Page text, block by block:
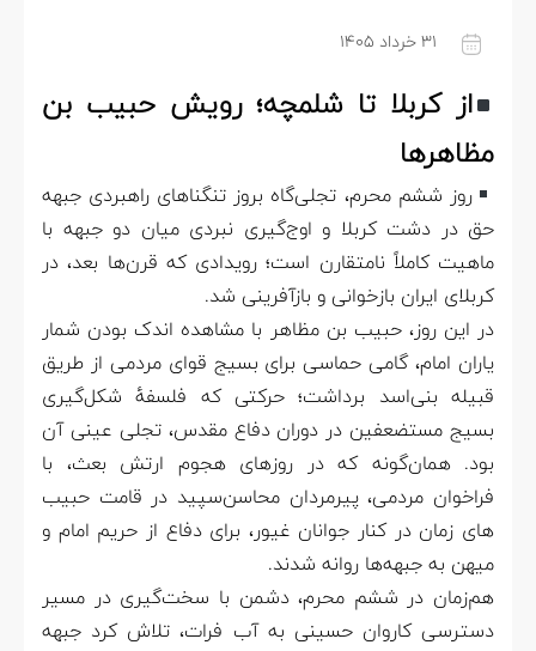
۳۱ خرداد ۱۴۰۵
از کربلا تا شلمچه؛ رویش حبیب‌ بن
مظاهرها
روز ششم محرم، تجلی‌گاه بروز تنگناهای راهبردی جبهه
حق در دشت کربلا و اوج‌گیری نبردی میان دو جبهه با
ماهیت کاملاً نامتقارن است؛ رویدادی که قرن‌ها بعد، در
کربلای ایران بازخوانی و بازآفرینی شد.
در این روز، حبیب بن مظاهر با مشاهده‌ اندک بودن شمار
یاران امام، گامی حماسی برای بسیج قوای مردمی از طریق
قبیله بنی‌اسد برداشت؛ حرکتی که فلسفهٔ شکل‌گیری
بسیج مستضعفین در دوران دفاع مقدس، تجلی عینی آن
بود. همان‌گونه که در روزهای هجوم ارتش بعث، با
فراخوان مردمی، پیرمردان محاسن‌سپید در قامت حبیب
های زمان در کنار جوانان غیور، برای دفاع از حریم امام و
میهن به جبهه‌ها روانه شدند.
هم‌زمان در ششم محرم، دشمن با سخت‌گیری در مسیر
دسترسی کاروان حسینی به آب فرات، تلاش کرد جبهه